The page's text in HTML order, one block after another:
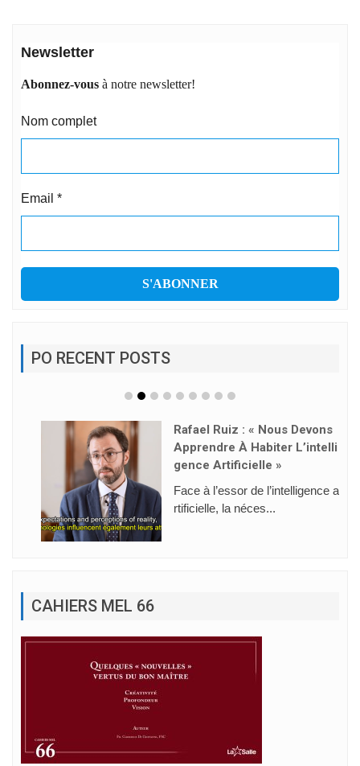
Newsletter
Abonnez-vous à notre newsletter!
Nom complet
Email *
PO RECENT POSTS
Rafael Ruiz : « Nous Devons
Apprendre À Habiter L’intelli
Gence Artificielle »
Face à l’essor de l’intelligence a
rtificielle, la néces...
CAHIERS MEL 66